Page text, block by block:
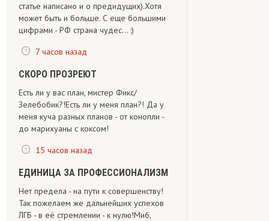
статье написано и о предидущих).Хотя
может быть и больше. С еще большими
цифрами - РФ страна чудес... :)
7 часов назад
СКОРО ПРОЗРЕЮТ
Есть ли у вас план, мистер Фикс/
Зелебобик?!Есть ли у меня план?! Да у
меня куча разных планов - от конопли -
до марихуаны с коксом!
15 часов назад
ЕДИНИЦА ЗА ПРОФЕССИОНАЛИЗМ
Нет предела - на пути к совершенству!
Так пожелаем же дальнейших успехов
ЛГБ - в её стремлении - к нулю!Ми6,